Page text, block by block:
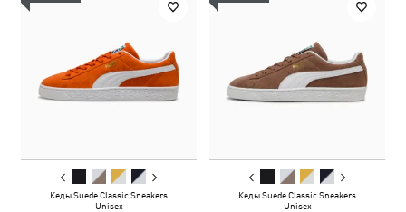
Кеды Suede Classic Sneakers
Unisex
Кеды Suede Classic Sneakers
Unisex